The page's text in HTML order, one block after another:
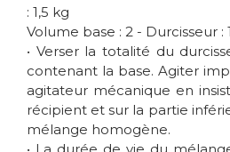
: 1,5 kg
Volume base : 2 - Durcisseur : 1
• Verser la totalité du
contenant la base. Agiter
agitateur mécanique en
récipient et sur la partie
mélange homogène.